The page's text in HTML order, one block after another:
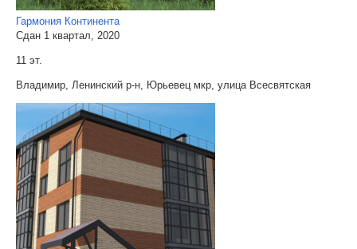
Гармония Континента
Сдан 1 квартал, 2020
11 эт.
Владимир, Ленинский р-н, Юрьевец мкр, улица Всесвятская